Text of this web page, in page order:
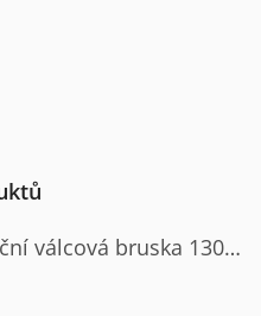
XT105350 Satinační válcová bruska 1300W
4 z 5 hvězdiček.